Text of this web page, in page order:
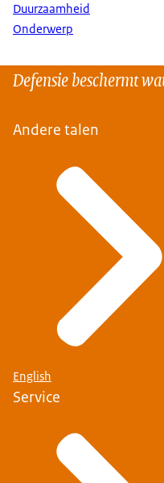
Duurzaamheid
Onderwerp
Defensie beschermt
Andere talen
English
Service